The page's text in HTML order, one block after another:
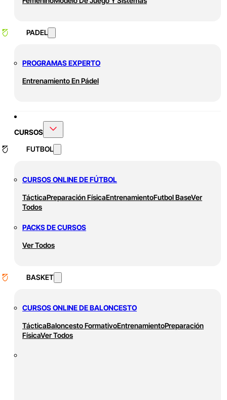
PADEL
PROGRAMAS EXPERTO
Entrenamiento En Pádel
CURSOS
FUTBOL
CURSOS ONLINE DE FÚTBOL
TácticaPreparación FísicaEntrenamientoFutbol BaseVer
Todos
PACKS DE CURSOS
Ver Todos
BASKET
CURSOS ONLINE DE BALONCESTO
TácticaBaloncesto FormativoEntrenamientoPreparación
FísicaVer Todos